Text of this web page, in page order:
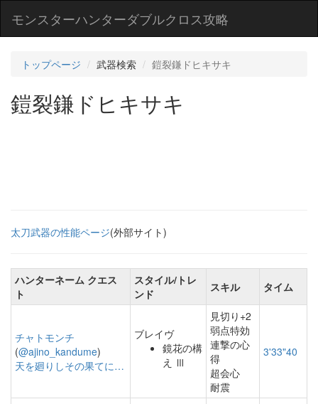
モンスターハンターダブルクロス攻略
トップページ 武器検索 鎧裂鎌ドヒキサキ
鎧裂鎌ドヒキサキ
太刀武器の性能ページ(外部サイト)
ハンターネーム クエス
ト
スタイル/トレ
ンド
スキル タイム
チャトモンチ
(@ajino_kandume)
天を廻りしその果てに…
ブレイヴ
鏡花の構
え Ⅲ
見切り+2
弱点特効
連撃の心
得
超会心
耐震
3'33"40